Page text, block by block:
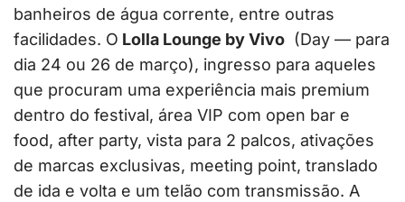
banheiros de água corrente, entre outras
facilidades. O Lolla Lounge by Vivo (Day — para
dia 24 ou 26 de março), ingresso para aqueles
que procuram uma experiência mais premium
dentro do festival, área VIP com open bar e
food, after party, vista para 2 palcos, ativações
de marcas exclusivas, meeting point, translado
de ida e volta e um telão com transmissão. A